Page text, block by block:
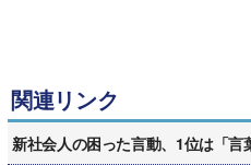
関連リンク
新社会人の困った言動、1位は「言